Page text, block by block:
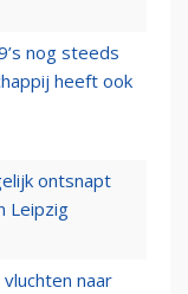
nog steeds
heeft ook
ontsnapt
Leipzig
naar